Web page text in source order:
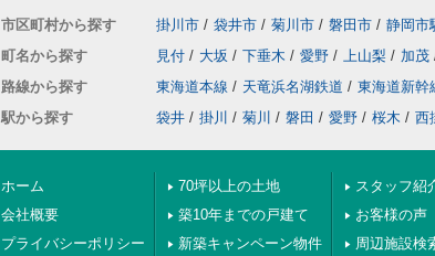
市区町村から探す 掛川市 / 袋井市 / 菊川市 / 磐田市 / 静岡市
町名から探す
見付 / 大坂 / 下垂木 / 愛野 / 上山梨 / 加茂
路線から探す
東海道本線 / 天竜浜名湖鉄道 / 東海道新幹
駅から探す
袋井 / 掛川 / 菊川 / 磐田 / 愛野 / 桜木 / 西
ホーム
会社概要
プライバシーポリシー
70坪以上の土地
築10年までの戸建て
新築キャンペーン物件
スタッフ紹
お客様の声
周辺施設検